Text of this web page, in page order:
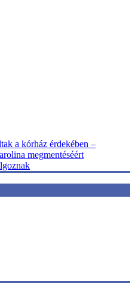
a kórház érdekében –
megmentéséért